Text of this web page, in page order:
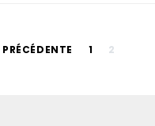
Pagination
PRÉCÉDENTE 1 2